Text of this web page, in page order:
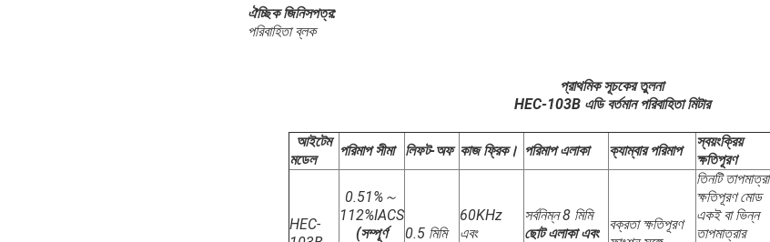
ঐচ্ছিক জিনিসপত্র:
পরিবাহিতা ব্লক
প্রাথমিক সূচকের তুলনা
HEC-103B এডি বর্তমান পরিবাহিতা মিটার
আইটেম
মডেল
পরিমাপ সীমা লিফট-অফ কাজ ফ্রিক। পরিমাপ এলাকা ক্যাম্বার পরিমাপ
স্বয়ংক্রিয়
ক্ষতিপূরণ
HEC-
0.51%～
112%IACS
(সম্পূর্ণ
0.5 মিমি
60KHz
এবং
সর্বনিম্ন 8 মিমি
ছোট এলাকা এবং
বক্রতা ক্ষতিপূরণ
তিনটি তাপমাত্রা
ক্ষতিপূরণ মোড
একই বা ভিন্ন
তাপমাত্রার